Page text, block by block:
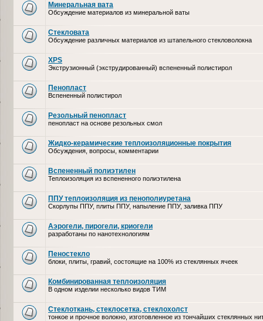
Минеральная вата
Обсуждение материалов из минеральной ваты
Стекловата
Обсуждение различных материалов из штапельного стекловолокна
XPS
Экструзионный (экструдированный) вспененный полистирол
Пенопласт
Вспененный полистирол
Резольный пенопласт
пенопласт на основе резольных смол
Жидко-керамические теплоизоляционные покрытия
Обсуждения, вопросы, комментарии
Вспененный полиэтилен
Теплоизоляция из вспененного полиэтилена
ППУ теплоизоляция из пенополиуретана
Скорлупы ППУ, плиты ППУ, напыление ППУ, заливка ППУ
Аэрогели, пирогели, криогели
разработаны по нанотехнологиям
Пеностекло
блоки, плиты, гравий, состоящие на 100% из стеклянных ячеек
Комбинированная теплоизоляция
В одном изделии несколько видов ТИМ
Стеклоткань, стеклосетка, cтеклохолст
тонкое и прочное волокно, изготовленное из тончайших стеклянных